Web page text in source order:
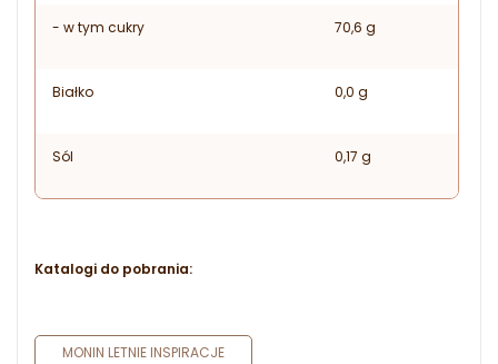
- w tym cukry 70,6 g
Białko 0,0 g
Sól 0,17 g
Katalogi do pobrania:
MONIN LETNIE INSPIRACJE